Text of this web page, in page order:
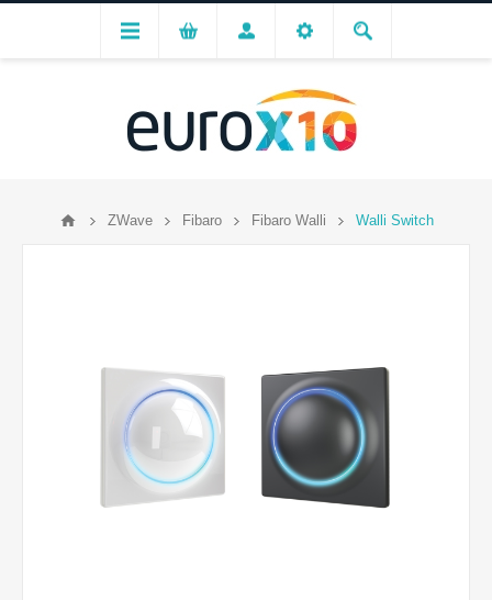
ZWave Fibaro Fibaro Walli Walli Switch